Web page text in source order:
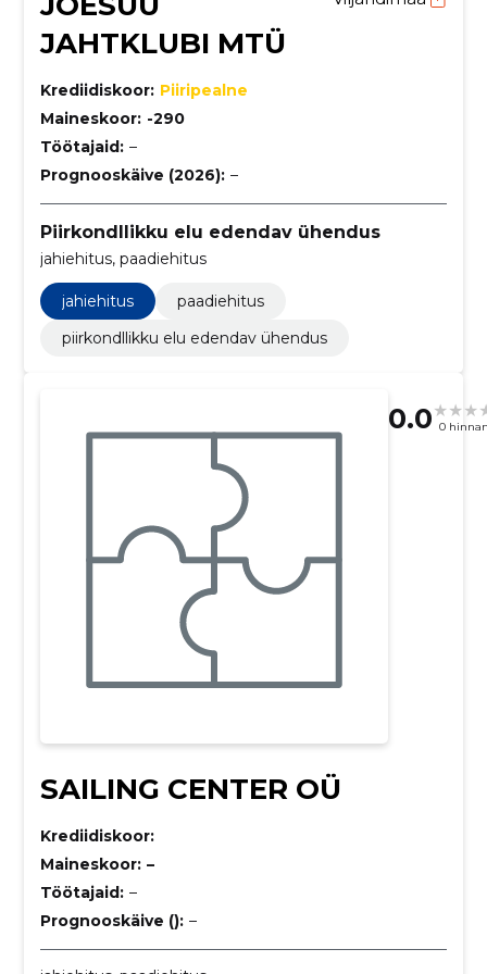
JAHTKLUBI MTÜ
Krediidiskoor: Piiripealne
Maineskoor: -290
Töötajaid: –
Prognooskäive (2026): –
Piirkondllikku elu edendav ühendus
jahiehitus, paadiehitus
jahiehitus
paadiehitus
piirkondllikku elu edendav ühendus
0.0 0
SAILING CENTER OÜ
Krediidiskoor:
Maineskoor: –
Töötajaid: –
Prognooskäive (): –